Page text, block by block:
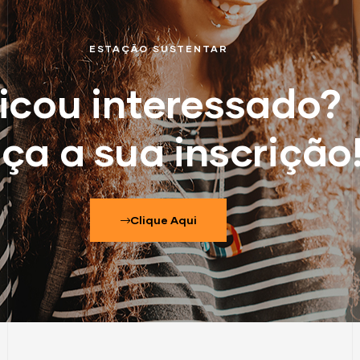
ESTAÇÃO SUSTENTAR
interessado?
a sua
Clique Aqui